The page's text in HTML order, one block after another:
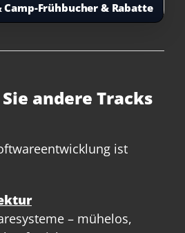
Frühbucher & Rabatte
andere Tracks
ist
– mühelos,